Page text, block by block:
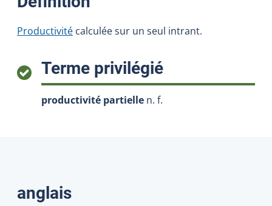
Productivité calculée sur un seul intrant.
Terme privilégié:
productivité partielle n. f.
Traductions
anglais